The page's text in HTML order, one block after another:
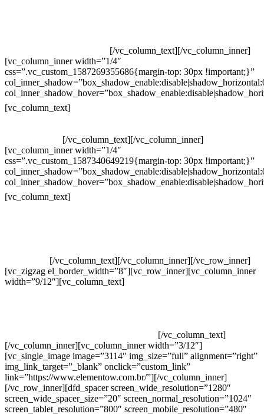
[/vc_column_text][/vc_column_inner]
[vc_column_inner width=”1/4″
css=”.vc_custom_1587269355686{margin-top: 30px !important;}”
[vc_column_text]
[/vc_column_text][/vc_column_inner]
[vc_column_inner width=”1/4″
css=”.vc_custom_1587340649219{margin-top: 30px !important;}”
[vc_column_text]
[/vc_column_text][/vc_column_inner][/vc_row_inner]
[vc_zigzag el_border_width=”8″][vc_row_inner][vc_column_inner
width=”9/12″][vc_column_text]
[/vc_column_text]
[/vc_column_inner][vc_column_inner width=”3/12″]
[vc_single_image image=”3114″ img_size=”full” alignment=”right”
img_link_target=”_blank” onclick=”custom_link”
link=”https://www.elementow.com.br/”][/vc_column_inner]
[/vc_row_inner][dfd_spacer screen_wide_resolution=”1280″
screen_wide_spacer_size=”20″ screen_normal_resolution=”1024″
screen_tablet_resolution=”800″ screen_mobile_resolution=”480″